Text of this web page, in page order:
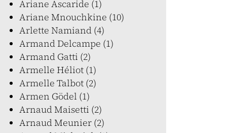
Ariane Ascaride (1)
Ariane Mnouchkine (10)
Arlette Namiand (4)
Armand Delcampe (1)
Armand Gatti (2)
Armelle Héliot (1)
Armelle Talbot (2)
Armen Gödel (1)
Arnaud Maisetti (2)
Arnaud Meunier (2)